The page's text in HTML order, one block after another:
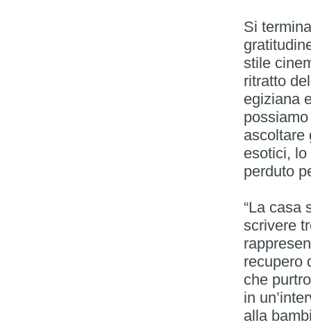
Si
stile
ritratto
egiziana
ascoltare
esotici,
perduto
“La casa
scrivere
recupero
che
in
alla